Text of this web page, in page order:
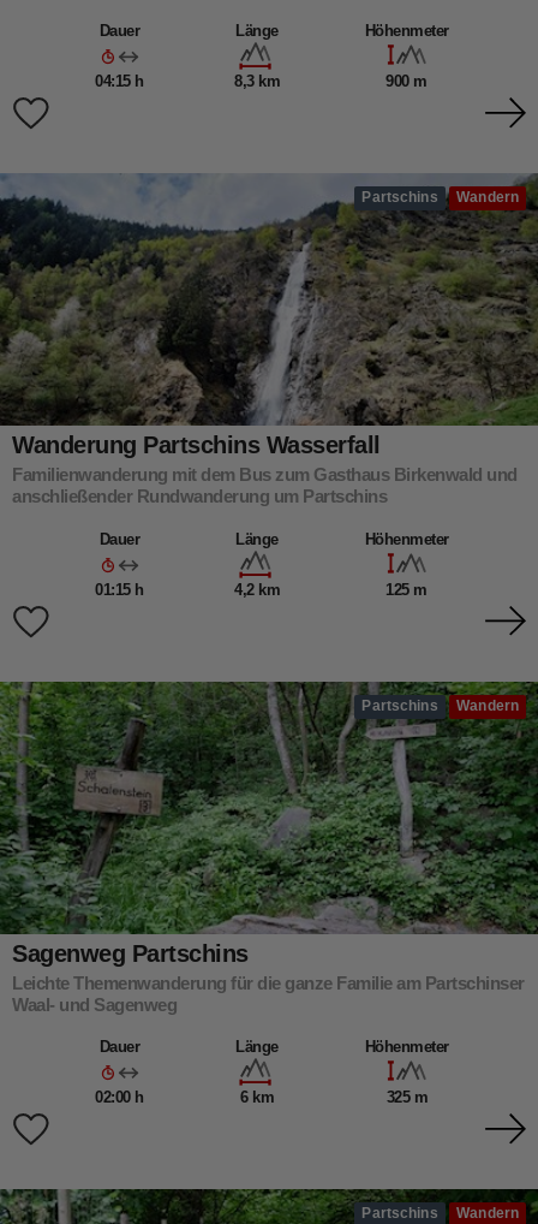
Dauer
04:15 h
Länge
8,3 km
Höhenmeter
900 m
Partschins Wandern
Wanderung Partschins Wasserfall
Familienwanderung mit dem Bus zum Gasthaus Birkenwald und
anschließender Rundwanderung um Partschins
Dauer
01:15 h
Länge
4,2 km
Höhenmeter
125 m
Partschins Wandern
Sagenweg Partschins
Leichte Themenwanderung für die ganze Familie am Partschinser
Waal- und Sagenweg
Dauer
02:00 h
Länge
6 km
Höhenmeter
325 m
Partschins Wandern